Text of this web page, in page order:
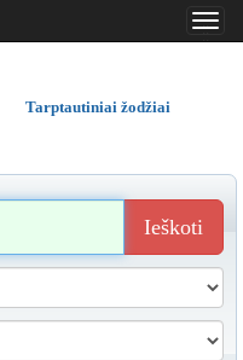
..
..
Tarptautiniai žodžiai
Ieškoti